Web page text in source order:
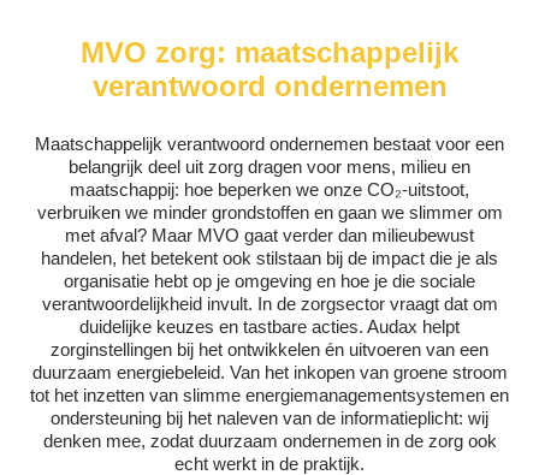
MVO zorg: maatschappelijk
verantwoord ondernemen
Maatschappelijk verantwoord ondernemen bestaat voor een
belangrijk deel uit zorg dragen voor mens, milieu en
maatschappij: hoe beperken we onze CO₂-uitstoot,
verbruiken we minder grondstoffen en gaan we slimmer om
met afval? Maar MVO gaat verder dan milieubewust
handelen, het betekent ook stilstaan bij de impact die je als
organisatie hebt op je omgeving en hoe je die sociale
verantwoordelijkheid invult. In de zorgsector vraagt dat om
duidelijke keuzes en tastbare acties. Audax helpt
zorginstellingen bij het ontwikkelen én uitvoeren van een
duurzaam energiebeleid. Van het inkopen van groene stroom
tot het inzetten van slimme energiemanagementsystemen en
ondersteuning bij het naleven van de informatieplicht: wij
denken mee, zodat duurzaam ondernemen in de zorg ook
echt werkt in de praktijk.